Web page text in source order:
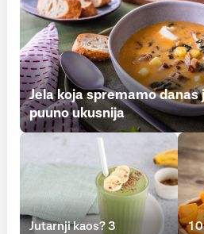
Jela koja spremamo
puuno ukusnija
Jutarnji kaos? 3
10